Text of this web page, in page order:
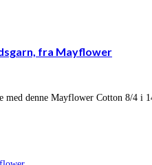
fra Mayflower
denne Mayflower Cotton 8/4